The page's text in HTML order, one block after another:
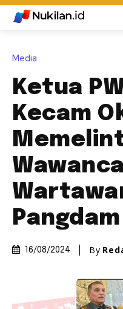
Media
Ketua
Kecam
16/08/2024 By